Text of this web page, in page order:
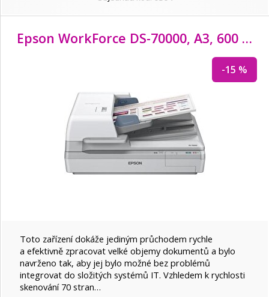
Epson WorkForce DS-70000, A3, 600 DPI, ADF
-15 %
Toto zařízení dokáže jediným průchodem rychle
a efektivně zpracovat velké objemy dokumentů a bylo
navrženo tak, aby jej bylo možné bez problémů
integrovat do složitých systémů IT. Vzhledem k rychlosti
skenování 70 stran…